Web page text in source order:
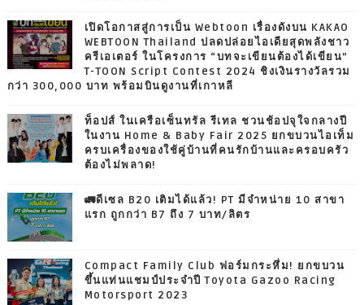
เปิดโอกาสสู่การเป็น Webtoon เรื่องดังบน KAKAO
WEBTOON Thailand ปลดปล่อยไอเดียสุดพลังชาว
ครีเอเตอร์ ในโครงการ “บทจะเขียนต้องได้เขียน”
T-TOON Script Contest 2024 ชิงเงินรางวัลรวม
กว่า 300,000 บาท พร้อมบินดูงานที่เกาหลี
ท็อปส์ ในเครือเซ็นทรัล รีเทล ชวนช้อปจุใจกลางปี
ในงาน Home & Baby Fair 2025 ยกขบวนไอเท็ม
ครบเครื่องของใช้คู่บ้านที่คนรักบ้านและครอบครัว
ต้องไม่พลาด!
🚛ดีเซล B20 เติมได้แล้ว! PT มีจำหน่าย 10 สาขา
แรก ถูกกว่า B7 ถึง 7 บาท/ลิตร
Compact Family Club ฟอร์มกระหึ่ม! ยกขบวน
ขึ้นแท่นแชมป์ประจำปี Toyota Gazoo Racing
Motorsport 2023